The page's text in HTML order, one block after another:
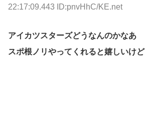
22:17:09.443 ID:pnvHhC/KE.net
アイカツスターズどうなんのかなあ
スポ根ノリやってくれると嬉しいけど